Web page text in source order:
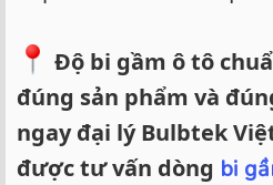
Độ bi gầm ô tô
đúng sản phẩm và
ngay đại lý Bulbtek
được tư vấn dòng bi